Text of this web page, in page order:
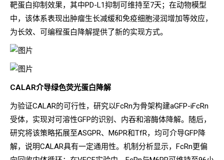
靶蛋白抑制效果，其中PD-L1抑制可维持至7天；在动物模型
中，该体系表现出肿瘤生长减缓和免疫细胞浸润增加等效应，
为长效、可编程蛋白降解提供了新的实现方式。
CALAR介导绿色荧光蛋白降解
为验证CALAR的可行性，研究以FcRn为骨架构建aGFP-iFcRn
受体，实现对可溶性GFP的识别、内吞和溶酶体降解。随后，
研究将该策略拓展至ASGPR、M6PR和TfR，均可介导GFP降
解，说明CALAR具有一定通用性。机制分析显示，FcRn更偏